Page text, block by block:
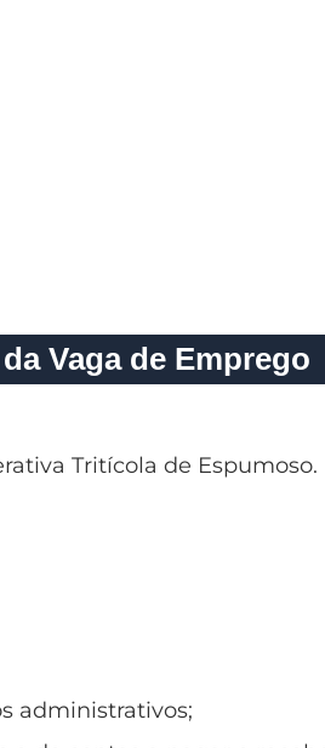
Vaga de Emprego
Tritícola de Espumoso.
administrativos;